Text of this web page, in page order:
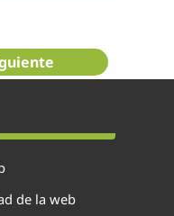
de la web